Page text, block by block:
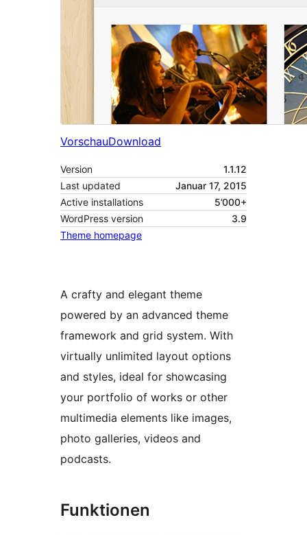
VorschauDownload
Version
1.1.12
Last updated
Januar 17, 2015
Active installations
5’000+
WordPress version
3.9
Theme homepage
A crafty and elegant theme
powered by an advanced theme
framework and grid system. With
virtually unlimited layout options
and styles, ideal for showcasing
your portfolio of works or other
multimedia elements like images,
photo galleries, videos and
podcasts.
Funktionen